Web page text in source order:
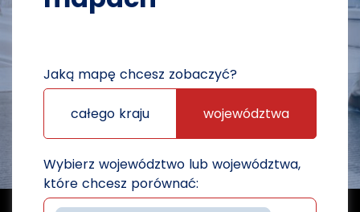
Jaką mapę chcesz zobaczyć?
całego kraju województwa
Wybierz województwo lub województwa,
które chcesz porównać: